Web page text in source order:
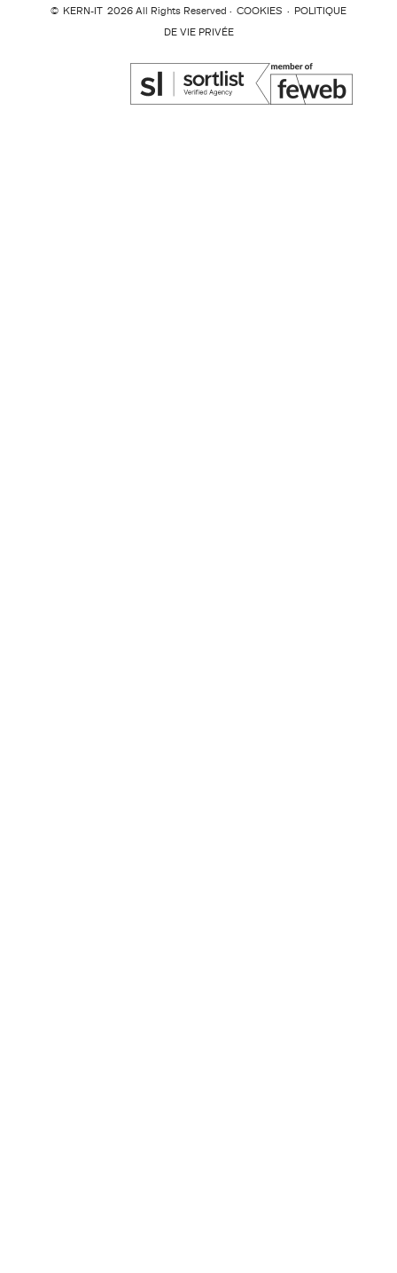
© KERN-IT 2026 All Rights Reserved · COOKIES · POLITIQUE
DE VIE PRIVÉE